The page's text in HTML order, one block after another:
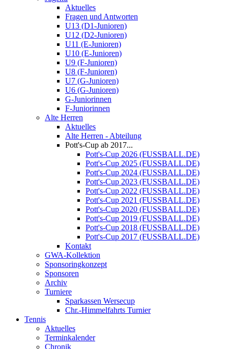
Aktuelles
Fragen und Antworten
U13 (D1-Junioren)
U12 (D2-Junioren)
U11 (E-Junioren)
U10 (E-Junioren)
U9 (F-Junioren)
U8 (F-Junioren)
U7 (G-Junioren)
U6 (G-Junioren)
G-Juniorinnen
F-Juniorinnen
Alte Herren
Aktuelles
Alte Herren - Abteilung
Pott's-Cup ab 2017...
Pott's-Cup 2026 (FUSSBALL.DE)
Pott's-Cup 2025 (FUSSBALL.DE)
Pott's-Cup 2024 (FUSSBALL.DE)
Pott's-Cup 2023 (FUSSBALL.DE)
Pott's-Cup 2022 (FUSSBALL.DE)
Pott's-Cup 2021 (FUSSBALL.DE)
Pott's-Cup 2020 (FUSSBALL.DE)
Pott's-Cup 2019 (FUSSBALL.DE)
Pott's-Cup 2018 (FUSSBALL.DE)
Pott's-Cup 2017 (FUSSBALL.DE)
Kontakt
GWA-Kollektion
Sponsoringkonzept
Sponsoren
Archiv
Turniere
Sparkassen Wersecup
Chr.-Himmelfahrts Turnier
Tennis
Aktuelles
Terminkalender
Chronik